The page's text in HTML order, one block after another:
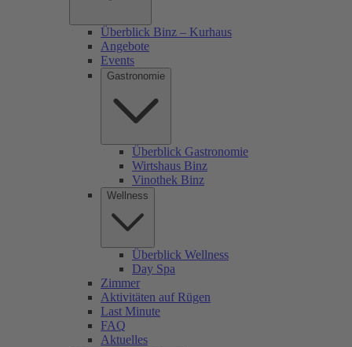
Überblick Binz – Kurhaus
Angebote
Events
Gastronomie
Überblick Gastronomie
Wirtshaus Binz
Vinothek Binz
Wellness
Überblick Wellness
Day Spa
Zimmer
Aktivitäten auf Rügen
Last Minute
FAQ
Aktuelles